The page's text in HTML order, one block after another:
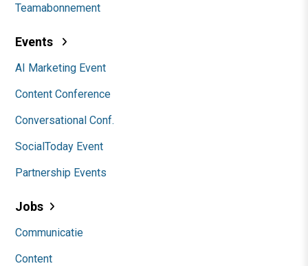
Teamabonnement
Events
AI Marketing Event
Content Conference
Conversational Conf.
SocialToday Event
Partnership Events
Jobs
Communicatie
Content